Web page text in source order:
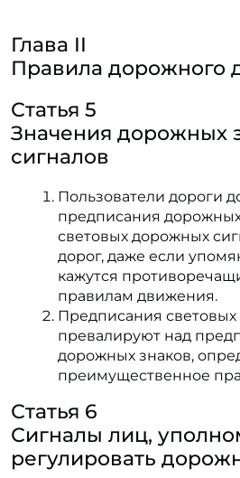
Глава II
Правила дорожного
Статья 5
Значения дорожных
сигналов
Пользователи дороги
предписания
световых дорожных
дорог, даже если
кажутся
правилам движения.
Предписания
превалируют над
дорожных знаков,
преимущественное
Статья 6
Сигналы лиц,
регулировать